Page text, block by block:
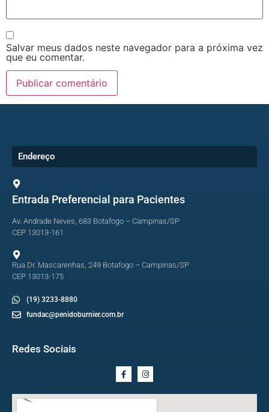
Salvar meus dados neste navegador para a próxima vez
que eu comentar.
Endereço
Entrada Preferencial para Pacientes
Av. Andrade Neves, 683 Botafogo – Campinas/SP
CEP 13013-161
Rua Dr. Mascarenhas, 249 Botafogo – Campinas/SP
CEP 13013-175
(19) 3233-8880
fundac@penidoburnier.com.br
Redes Sociais